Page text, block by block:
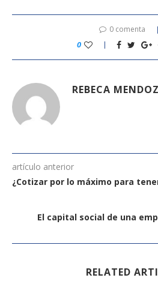
0 comenta
0
REBECA
artículo anterior
¿Cotizar por lo máximo para
El capital social de una
RELATED